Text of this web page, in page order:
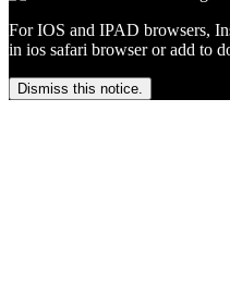
For IOS and IPAD browsers,
in ios safari browser or add to
Dismiss this notice.